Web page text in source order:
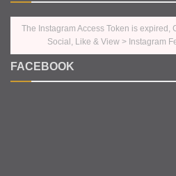
The Instagram Access Token is expired,
Social, Like & View > Instagram
FACEBOOK